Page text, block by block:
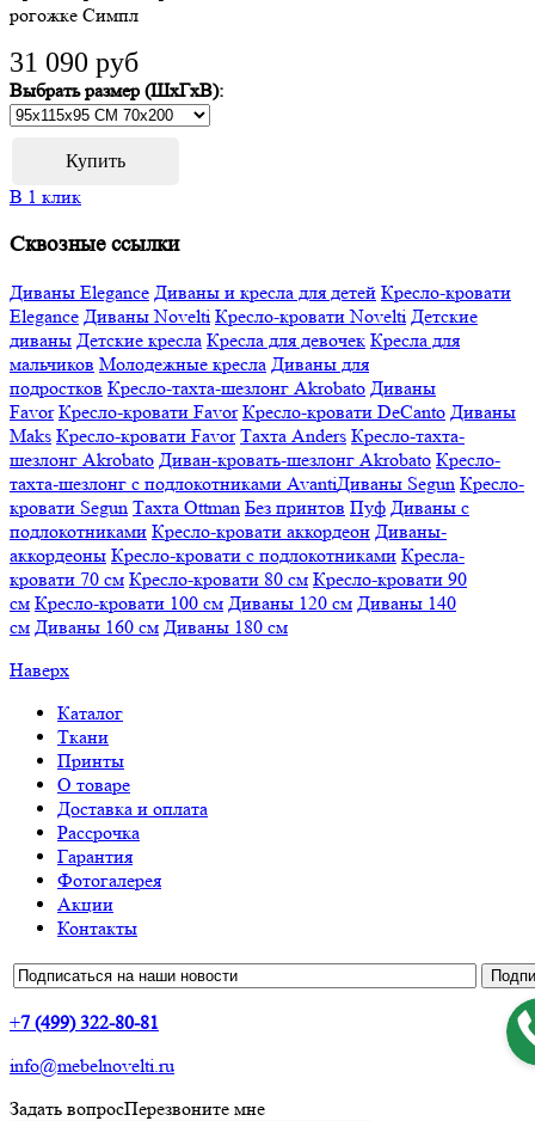
рогожке Симпл
31 090 руб
Выбрать размер (ШхГхВ):
В 1 клик
Сквозные ссылки
Диваны Elegance Диваны и кресла для детей Кресло-кровати
Elegance Диваны Novelti Кресло-кровати Novelti Детские
диваны Детские кресла Кресла для девочек Кресла для
мальчиков Молодежные кресла Диваны для
подростков Кресло-тахта-шезлонг Akrobato Диваны
Favor Кресло-кровати Favor Кресло-кровати DeCanto Диваны
Maks Кресло-кровати Favor Тахта Anders Кресло-тахта-
шезлонг Akrobato Диван-кровать-шезлонг Akrobato Кресло-
тахта-шезлонг с подлокотниками AvantiДиваны Segun Кресло-
кровати Segun Тахта Ottman Без принтов Пуф Диваны с
подлокотниками Кресло-кровати аккордеон Диваны-
аккордеоны Кресло-кровати с подлокотниками Кресла-
кровати 70 см Кресло-кровати 80 см Кресло-кровати 90
см Кресло-кровати 100 см Диваны 120 см Диваны 140
см Диваны 160 см Диваны 180 см
Наверх
Каталог
Ткани
Принты
О товаре
Доставка и оплата
Рассрочка
Гарантия
Фотогалерея
Акции
Контакты
+7 (499) 322-80-81
info@mebelnovelti.ru
Задать вопросПерезвоните мне